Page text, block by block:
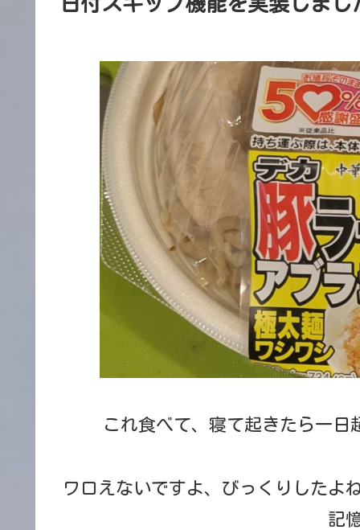
これ食べて、寝て起きたら一日
ワロえないですよ、びっくりしたよ
記